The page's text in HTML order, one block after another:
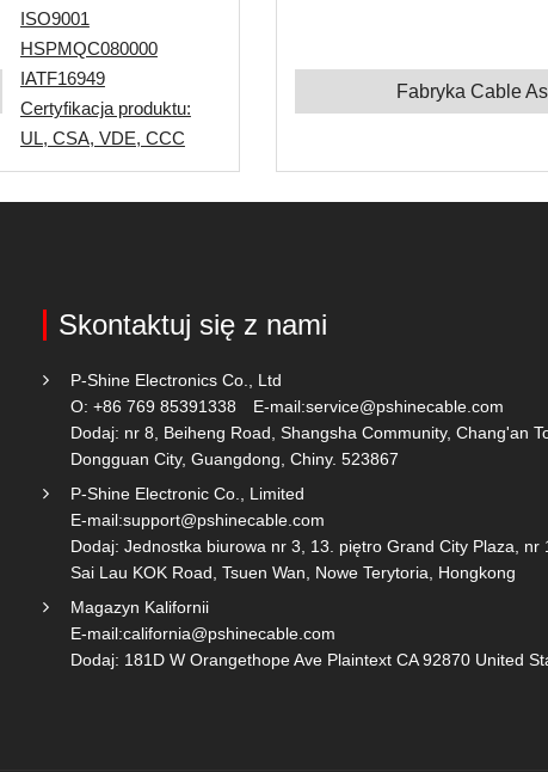
ISO9001
HSPMQC080000
IATF16949
Certyfikacja produktu:
UL, CSA, VDE, CCC
Fabryka Cable
Skontaktuj się z nami
P-Shine Electronics Co., Ltd
O: +86 769 85391338
E-mail:service@pshinecable.com
Dodaj: nr 8, Beiheng Road, Shangsha Community, Chang'an
Dongguan City, Guangdong, Chiny. 523867
P-Shine Electronic Co., Limited
E-mail:support@pshinecable.com
Dodaj: Jednostka biurowa nr 3, 13. piętro Grand City Plaza, nr
Sai Lau KOK Road, Tsuen Wan, Nowe Terytoria, Hongkong
Magazyn Kalifornii
E-mail:california@pshinecable.com
Dodaj: 181D W Orangethope Ave Plaintext CA 92870 United